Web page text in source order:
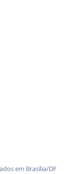
em Brasília/DF